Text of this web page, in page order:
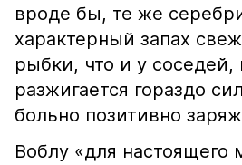
вроде бы, те же
характерный запах
рыбки, что и у соседей,
разжигается гораздо
больно позитивно
Воблу «для настоящего